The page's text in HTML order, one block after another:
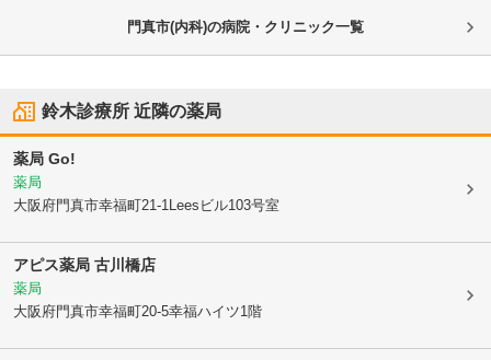
門真市(内科)の病院・クリニック一覧
鈴木診療所 近隣の薬局
薬局 Go!
薬局
大阪府門真市幸福町21-1Leesビル103号室
アピス薬局 古川橋店
薬局
大阪府門真市幸福町20-5幸福ハイツ1階